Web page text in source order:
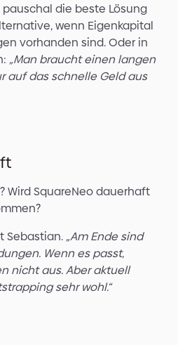
die beste Lösung
wenn Eigenkapital
vorhanden sind. Oder in
„Man braucht einen langen
auf das schnelle Geld aus
Wird SquareNeo dauerhaft
Sebastian. „Am Ende sind
Wenn es passt,
nicht aus. Aber aktuell
sehr wohl.“